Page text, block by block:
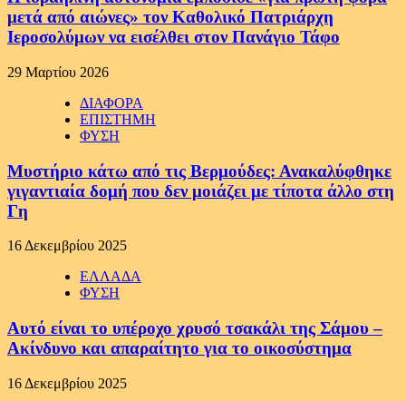
μετά από αιώνες» τον Καθολικό Πατριάρχη
Ιεροσολύμων να εισέλθει στον Πανάγιο Τάφο
29 Μαρτίου 2026
ΔΙΑΦΟΡΑ
ΕΠΙΣΤΗΜΗ
ΦΥΣΗ
Μυστήριο κάτω από τις Βερμούδες: Ανακαλύφθηκε
γιγαντιαία δομή που δεν μοιάζει με τίποτα άλλο στη
Γη
16 Δεκεμβρίου 2025
ΕΛΛΑΔΑ
ΦΥΣΗ
Αυτό είναι το υπέροχο χρυσό τσακάλι της Σάμου –
Ακίνδυνο και απαραίτητο για το οικοσύστημα
16 Δεκεμβρίου 2025